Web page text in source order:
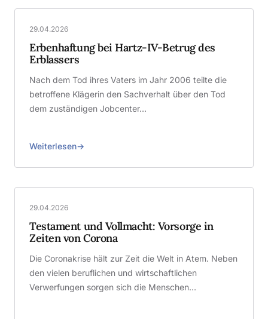
29.04.2026
Erbenhaftung bei Hartz-IV-Betrug des
Erblassers
Nach dem Tod ihres Vaters im Jahr 2006 teilte die
betroffene Klägerin den Sachverhalt über den Tod
dem zuständigen Jobcenter…
Weiterlesen
29.04.2026
Testament und Vollmacht: Vorsorge in
Zeiten von Corona
Die Coronakrise hält zur Zeit die Welt in Atem. Neben
den vielen beruflichen und wirtschaftlichen
Verwerfungen sorgen sich die Menschen…